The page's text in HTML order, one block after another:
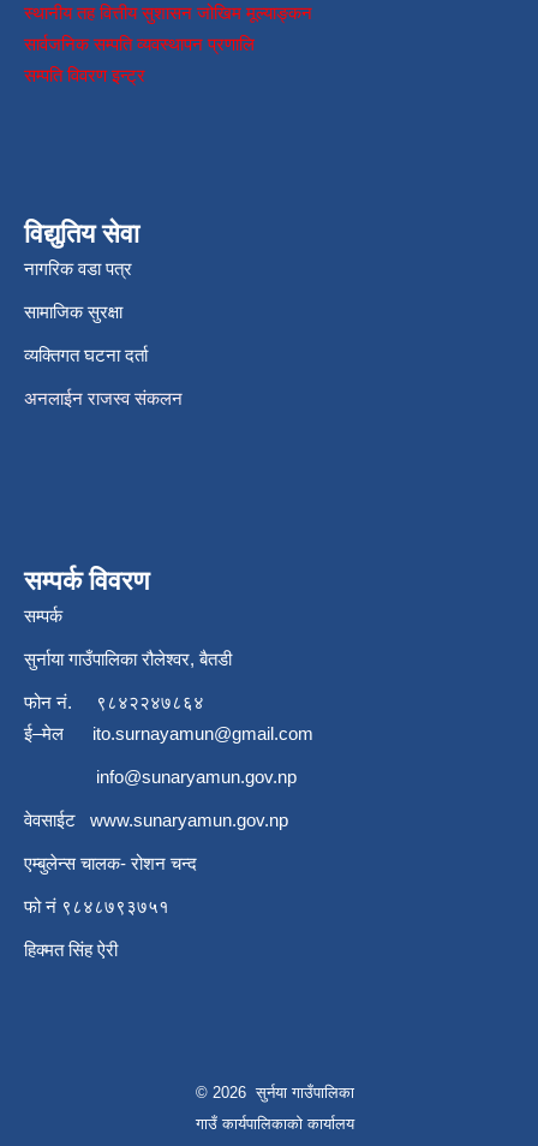
स्थानीय तह वित्तीय सुशासन जोखिम मूल्याङ्कन
सार्वजनिक सम्पति व्यवस्थापन प्रणालि
सम्पति विवरण इन्ट्र
विद्युतिय सेवा
नागरिक वडा पत्र
सामाजिक सुरक्षा
व्यक्तिगत घटना दर्ता
अनलाईन राजस्व संकलन
सम्पर्क विवरण
सम्पर्क
सुर्नाया गाउँपालिका रौलेश्वर, बैतडी
फोन नं.
९८४२२४७८६४
ई–मेल ito.surnayamun@gmail.com
info@sunaryamun.gov.np
वेवसाईट www.sunaryamun.gov.np
एम्बुलेन्स चालक- रोशन चन्द
फो नं ९८४८७९३७५१
हिक्मत सिंह ऐरी
© 2026 सुर्नया गाउँपालिका
गाउँ कार्यपालिकाकाे कार्यालय